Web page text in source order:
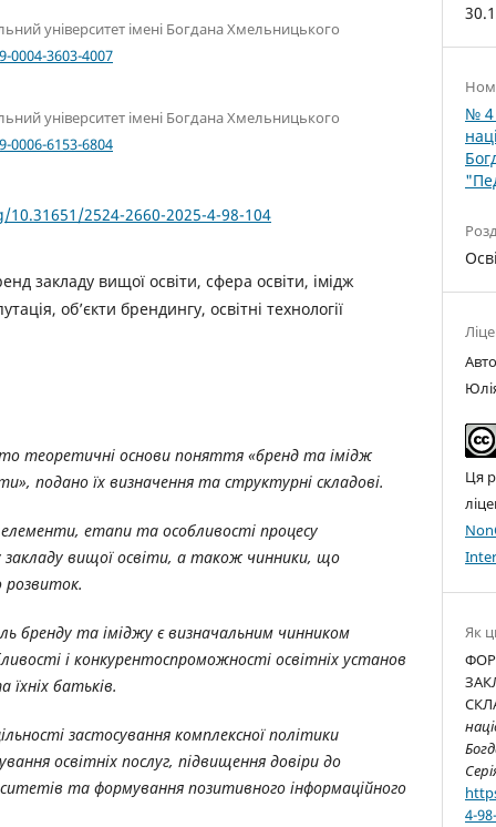
університет імені Богдана Хмельницького
3603-4007
університет імені Богдана Хмельницького
6153-6804
2524-2660-2025-4-98-104
закладу вищої освіти, сфера освіти, імідж
об’єкти брендингу, освітні технології
теоретичні основи поняття «бренд та імідж
подано їх визначення та структурні складові.
етапи та особливості процесу
закладу вищої освіти, а також чинники, що
бренду та іміджу є визначальним чинником
і конкурентоспроможності освітніх установ
їхніх батьків.
застосування комплексної політики
освітніх послуг, підвищення довіри до
та формування позитивного інформаційного
№ 4
Ця
Як
4-